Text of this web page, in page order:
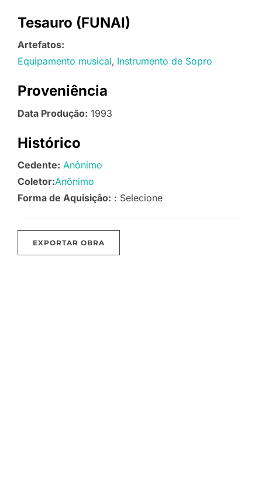
Tesauro (FUNAI)
Artefatos:
Equipamento musical Instrumento de Sopro
Proveniência
Data Produção: 1993
Histórico
Cedente: Anônimo
Coletor:Anônimo
Forma de Aquisição: : Selecione
EXPORTAR OBRA